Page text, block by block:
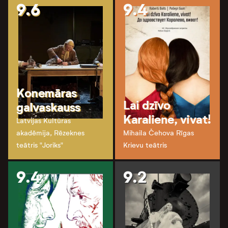
9.6
Konemāras
galvaskauss
Latvijas Kultūras
akadēmija, Rēzeknes
teātris "Joriks"
9.4
Lai dzīvo
Karaliene, vivat!
Mihaila Čehova Rīgas
Krievu teātris
9.4 9.2